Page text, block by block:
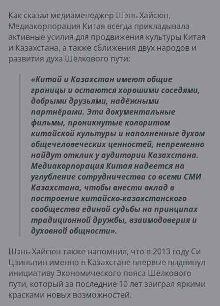
Как сказал медиаменеджер Шэнь Хайсюн,
Медиакорпорация Китая всегда прикладывала
активные усилия для продвижения культуры Китая
и Казахстана, а также сближения двух народов и
развития духа Шёлкового пути:
«Китай и Казахстан имеют общие
границы и остаются хорошими соседями,
добрыми друзьями, надёжными
партнёрами. Эти документальные
фильмы, проникнутые колоритом
китайской культуры и наполненные духом
общечеловеческих ценностей, непременно
найдут отклик у аудитории Казахстана.
Медиакорпорация Китая надеется на
углубление сотрудничества со всеми СМИ
Казахстана, чтобы внести вклад в
построение китайско-казахстанского
сообщества единой судьбы на принципах
традиционной дружбы, взаимодоверия и
духовной общности».
Шэнь Хайсюн также напомнил, что в 2013 году Си
Цзиньпин именно в Казахстане впервые выдвинул
инициативу Экономического пояса Шёлкового
пути, который за последние 10 лет заиграл яркими
красками новых возможностей.